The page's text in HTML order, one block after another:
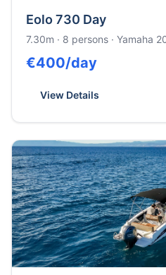
Eolo 730 Day
7.30m · 8 persons · Yamaha
€400/day
View Details